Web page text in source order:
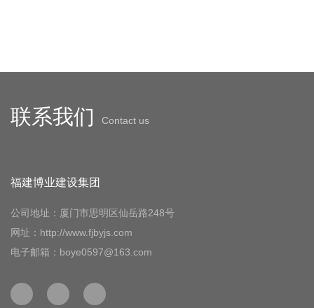
联系我们 Contact us
福建博业建设集团
公司地址：厦门市思明区仙岳路248号
网址：http://www.fjbyjs.com
电子邮箱：boye0597@163.com